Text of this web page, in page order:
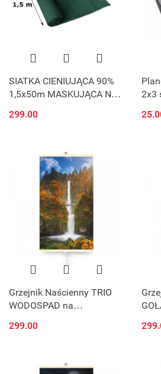
SIATKA CIENIUJĄCA 90%
1,5x50m MASKUJĄCA NA
299.00
2x3
Grzejnik Naścienny TRIO
WODOSPAD na
Grzewczy
299.00